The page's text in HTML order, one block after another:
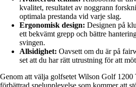
kvalitet, resultatet av noggrann
optimala prestanda vid varje slag.
Ergonomisk design: Designen på
ett bekvämt grepp och bättre
svingen.
Allsidighet: Oavsett om du är på
set att du har rätt utrustning för att
Genom att välja golfsetet Wilson Golf 1200
förbättrad spelupplevelse som kommer att